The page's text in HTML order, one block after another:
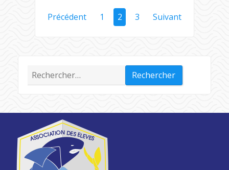
Précédent 1 2 3 Suivant
Rechercher :